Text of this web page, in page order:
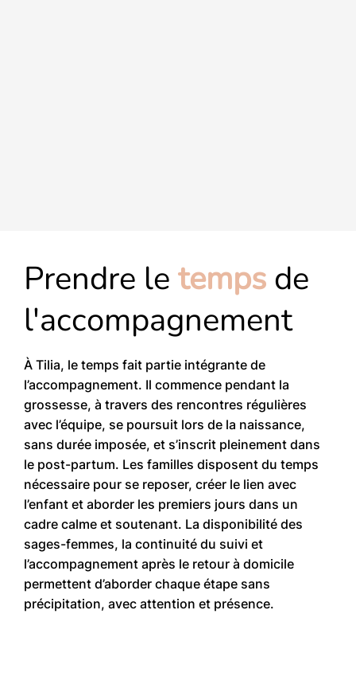
Prendre letemps de
l'accompagnement
À Tilia, le temps fait partie intégrante de
l’accompagnement. Il commence pendant la
grossesse, à travers des rencontres régulières
avec l’équipe, se poursuit lors de la naissance,
sans durée imposée, et s’inscrit pleinement dans
le post-partum. Les familles disposent du temps
nécessaire pour se reposer, créer le lien avec
l’enfant et aborder les premiers jours dans un
cadre calme et soutenant. La disponibilité des
sages-femmes, la continuité du suivi et
l’accompagnement après le retour à domicile
permettent d’aborder chaque étape sans
précipitation, avec attention et présence.